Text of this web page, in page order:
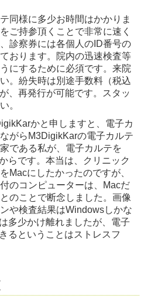
同様に多少お時間はかかりま
ご持参頂くことで非常に速く
診察券には各個人のID番号の
おります。院内の迅速検査等
にするために必須です。来院
。紛失時は別途手数料（税込
、再発行が可能です。スタッ
。
かと申しますと、電子カ
がらM3DigikKarの電子カルテ
である私が、電子カルテを
らです。本当は、クリニック
Macにしたかったのですが、
のコンピューターは、Macだ
のことで断念しました。画像
や検査結果はWindowsしかな
多少かけ離れましたが、電子
るということはストレスフ